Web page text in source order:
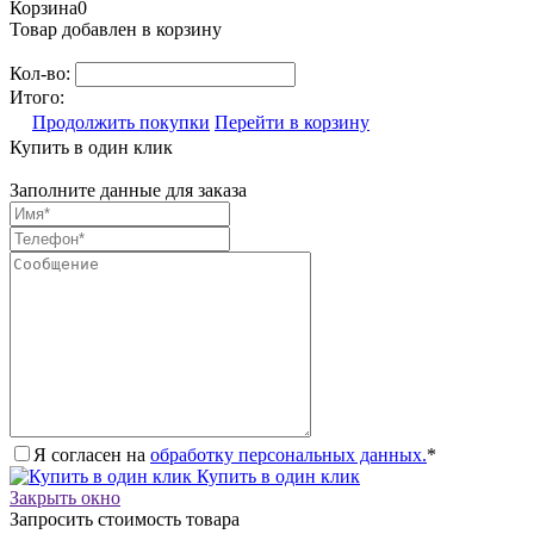
Корзина0
Товар добавлен в корзину
Кол-во:
Итого:
Продолжить покупки Перейти в корзину
Купить в один клик
Заполните данные для заказа
Я согласен на обработку персональных данных.*
Купить в один клик
Закрыть окно
Запросить стоимость товара